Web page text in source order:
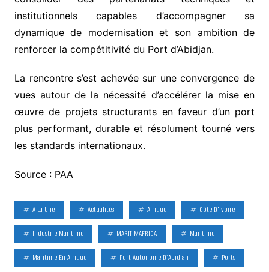
institutionnels capables d’accompagner sa
dynamique de modernisation et son ambition de
renforcer la compétitivité du Port d’Abidjan.
La rencontre s’est achevée sur une convergence de
vues autour de la nécessité d’accélérer la mise en
œuvre de projets structurants en faveur d’un port
plus performant, durable et résolument tourné vers
les standards internationaux.
Source : PAA
A La Une Actualités Afrique Côte D'Ivoire
Industrie Maritime MARITIMAFRICA Maritime
Maritime En Afrique Port Autonome D’Abidjan Ports